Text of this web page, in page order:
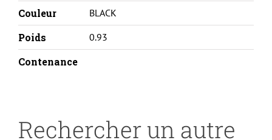
Couleur BLACK
Poids 0.93
Contenance
Rechercher un autre